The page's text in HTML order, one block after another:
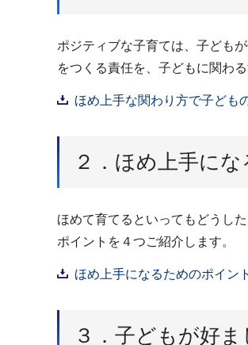
ポジティブな子育ては、子ども
をつくる責任を、子どもに関わ
ほめ上手な関わり方で子ども
２．ほめ上手に
ほめて育てるといってもどうし
ポイントを４つご紹介します。
ほめ上手になるためのポイン
３．子どもが好